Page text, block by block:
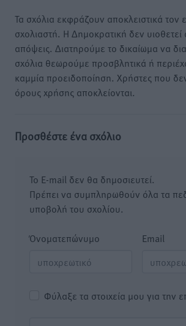
Τα σχόλια εκφράζουν αποκλειστικά τον
σχολιαστή. Η Δημοκρατική δεν υιοθετεί
απόψεις. Διατηρούμε το δικαίωμα να
σχόλια θεωρούμε προσβλητικά ή
καμμία προειδοποίηση. Χρήστες που
όρους χρήσης αποκλείονται.
Προσθέστε ένα σχόλιο
Το E-mail δεν θα δημοσιευτεί.
Πρέπει να συμπληρωθούν όλα τα
υποβολή του σχολίου.
Όνοματεπώνυμο Email
Φύλαξε τα στοιχεία μου για την